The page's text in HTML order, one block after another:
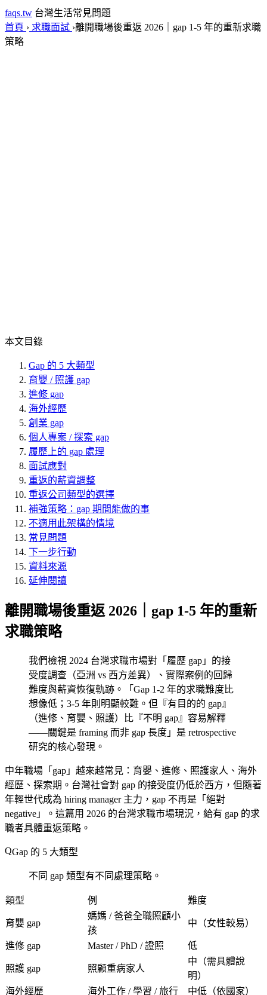
faqs.tw 台灣生活常見問題
首頁 › 求職面試 ›離開職場後重返 2026｜gap 1-5 年的重新求職
策略
本文目錄
Gap 的 5 大類型
育嬰 / 照護 gap
進修 gap
海外經歷
創業 gap
個人專案 / 探索 gap
履歷上的 gap 處理
面試應對
重返的薪資調整
重返公司類型的選擇
補強策略：gap 期間能做的事
不適用此架構的情境
常見問題
下一步行動
資料來源
延伸閱讀
離開職場後重返 2026｜gap 1-5 年的重新
求職策略
我們檢視 2024 台灣求職市場對「履歷 gap」的接
受度調查（亞洲 vs 西方差異）、實際案例的回歸
難度與薪資恢復軌跡。「Gap 1-2 年的求職難度比
想像低；3-5 年則明顯較難。但『有目的的 gap』
（進修、育嬰、照護）比『不明 gap』容易解釋
——關鍵是 framing 而非 gap 長度」是 retrospective
研究的核心發現。
中年職場「gap」越來越常見：育嬰、進修、照護家人、海外
經歷、探索期。台灣社會對 gap 的接受度仍低於西方，但隨著
年輕世代成為 hiring manager 主力，gap 不再是「絕對
negative」。這篇用 2026 的台灣求職市場現況，給有 gap 的求
職者具體重返策略。
Gap 的 5 大類型
不同 gap 類型有不同處理策略。
類型 例 難度
育嬰 gap
媽媽 / 爸爸全職照顧小
孩
中（女性較易）
進修 gap Master / PhD / 證照 低
照護 gap 照顧重病家人
中（需具體說
明）
海外經歷
海外工作 / 學習 / 旅行
中低（依國家）